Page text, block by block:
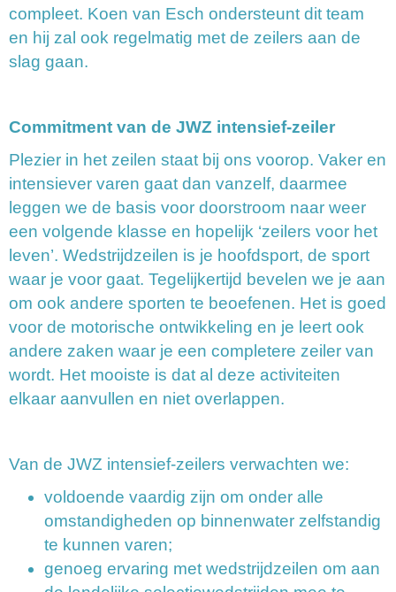
compleet. Koen van Esch ondersteunt dit team
en hij zal ook regelmatig met de zeilers aan de
slag gaan.
Commitment van de JWZ intensief-zeiler
Plezier in het zeilen staat bij ons voorop. Vaker en
intensiever varen gaat dan vanzelf, daarmee
leggen we de basis voor doorstroom naar weer
een volgende klasse en hopelijk ‘zeilers voor het
leven’. Wedstrijdzeilen is je hoofdsport, de sport
waar je voor gaat. Tegelijkertijd bevelen we je aan
om ook andere sporten te beoefenen. Het is goed
voor de motorische ontwikkeling en je leert ook
andere zaken waar je een completere zeiler van
wordt. Het mooiste is dat al deze activiteiten
elkaar aanvullen en niet overlappen.
Van de JWZ intensief-zeilers verwachten we:
voldoende vaardig zijn om onder alle
omstandigheden op binnenwater zelfstandig
te kunnen varen;
genoeg ervaring met wedstrijdzeilen om aan